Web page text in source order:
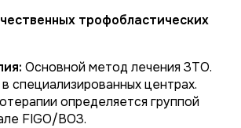
трофобластических
Основной метод лечения ЗТО.
специализированных центрах.
определяется группой
FIGO/ВОЗ.